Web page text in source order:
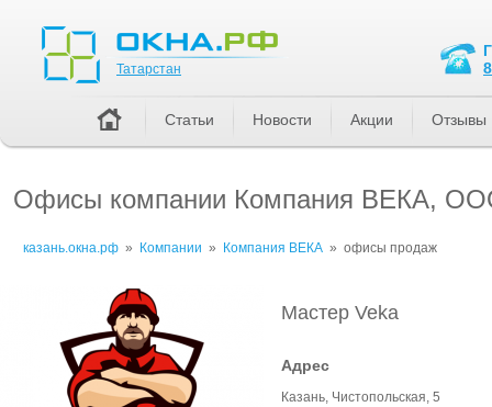
Офисы компании Компания ВЕКА,
казань.окна.рф » Компании » Компания ВЕКА » офисы продаж
Мастер Veka
Адрес
Казань, Чистопольская, 5
Татарстан
Статьи Новости Акции Отзывы